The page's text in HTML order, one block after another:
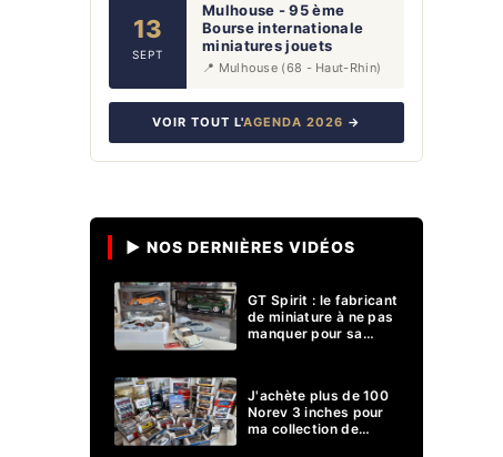
13
SEPT
Mulhouse - 95 ème
Bourse internationale
miniatures jouets
📍 Mulhouse (68 - Haut-Rhin)
VOIR TOUT L'AGENDA 2026 →
▶ NOS DERNIÈRES VIDÉOS
GT Spirit : le fabricant
de miniature à ne pas
manquer pour sa
J'achète plus de 100
Norev 3 inches pour
ma collection de